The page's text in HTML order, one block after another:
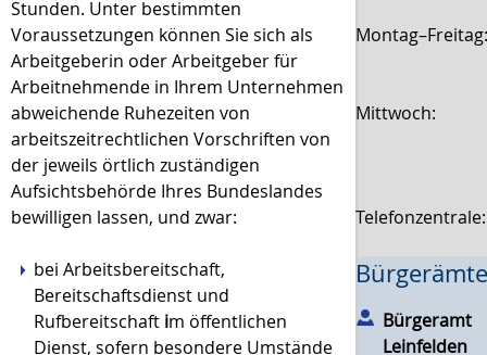
Stunden. Unter bestimmten
Voraussetzungen können Sie sich als
Arbeitgeberin oder Arbeitgeber für
Arbeitnehmende in Ihrem Unternehmen
abweichende Ruhezeiten von
arbeitszeitrechtlichen Vorschriften von
der jeweils örtlich zuständigen
Aufsichtsbehörde Ihres Bundeslandes
bewilligen lassen, und zwar:
bei Arbeitsbereitschaft,
Bereitschaftsdienst und
Rufbereitschaft im öffentlichen
Dienst, sofern besondere Umstände
Mittwoch:
Bürgeramt
Leinfelden